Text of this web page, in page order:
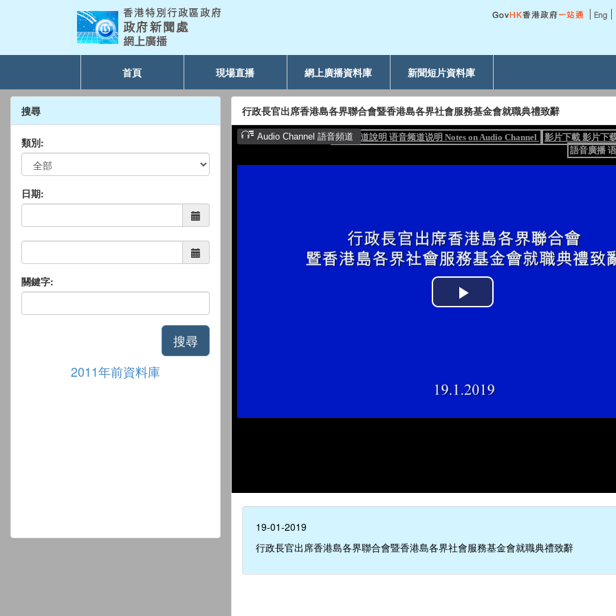
首頁 現場直播 網上廣播資料庫 新聞短片資料庫
搜尋
類別:
日期:
關鍵字:
搜尋
2011年前資料庫
行政長官出席香港島各界聯合會暨香港島各界社會服務基金會就職典禮致辭
19-01-2019
行政長官出席香港島各界聯合會暨香港島各界社會服務基金會就職典禮致辭